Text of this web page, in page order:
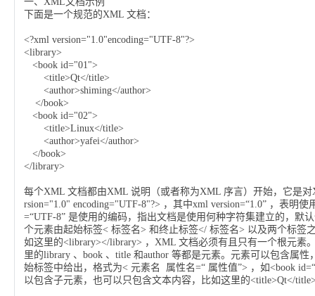
下面是一个规范的XML 文档：
<?xml version="1.0"encoding="UTF-8"?>
<library>
<book id="01">
<title>Qt</title>
<author>shiming</author>
</book>
<book id="02">
<title>Linux</title>
<author>yafei</author>
</book>
</library>
每个XML 文档都由XML 说明（或者称为XML 序言）开始，它是对
rsion="1.0" encoding="UTF-8"?> ，其中xml version=“1.0” ，表明使
=“UTF-8” 是使用的编码，指出文档是使用何种字符集建立的，默
个元素由起始标签< 标签名> 和终止标签</ 标签名> 以及两个标签
如这里的<library></library> ， XML 文档必须有且只有一个根元素
里的library 、 book 、 title 和author 等都是元素。元素可以包含属性
始标签中给出，格式为< 元素名 属性名=“ 属性值”> ，如<book
以包含子元素，也可以只包含文本内容，比如这里的<title>Qt</